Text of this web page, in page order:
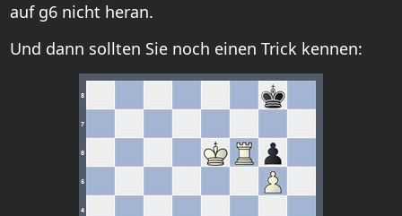
auf g6 nicht heran.
Und dann sollten Sie noch einen Trick kennen: